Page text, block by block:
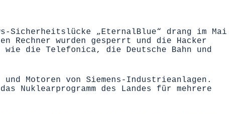
Sicherheitslücke „EternalBlue“ drang im Mai
Rechner wurden gesperrt und die Hacker
die Telefonica, die Deutsche Bahn und
Motoren von Siemens-Industrieanlagen.
Nuklearprogramm des Landes für mehrere